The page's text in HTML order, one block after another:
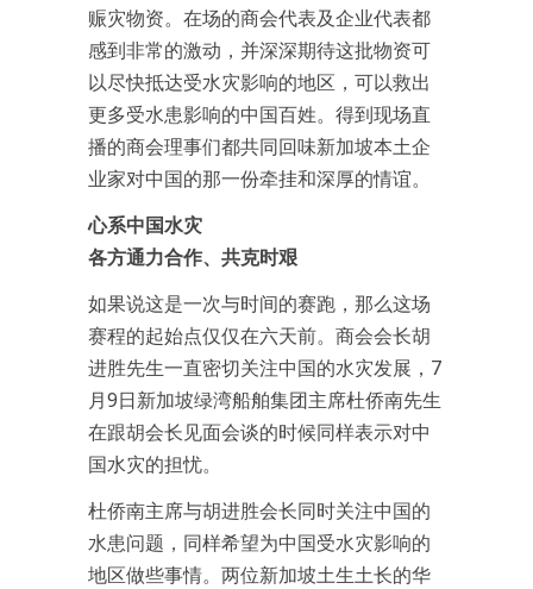
赈灾物资。在场的商会代表及企业代表都
感到非常的激动，并深深期待这批物资可
以尽快抵达受水灾影响的地区，可以救出
更多受水患影响的中国百姓。得到现场直
播的商会理事们都共同回味新加坡本土企
业家对中国的那一份牵挂和深厚的情谊。
心系中国水灾
各方通力合作、共克时艰
如果说这是一次与时间的赛跑，那么这场
赛程的起始点仅仅在六天前。商会会长胡
进胜先生一直密切关注中国的水灾发展，7
月9日新加坡绿湾船舶集团主席杜侨南先生
在跟胡会长见面会谈的时候同样表示对中
国水灾的担忧。
杜侨南主席与胡进胜会长同时关注中国的
水患问题，同样希望为中国受水灾影响的
地区做些事情。两位新加坡土生土长的华